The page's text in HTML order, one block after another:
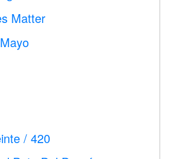
Matter
/ 420